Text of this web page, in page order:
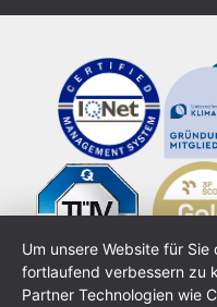
Um unsere Website für
fortlaufend verbessern zu
Partner Technologien wie